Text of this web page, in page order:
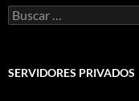
Buscar:
SERVIDORES PRIVADOS